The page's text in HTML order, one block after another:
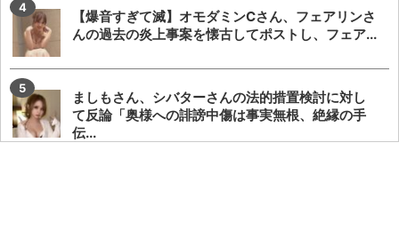
【爆音すぎて滅】オモダミンCさん、フェアリンさ
んの過去の炎上事案を懐古してポストし、フェア...
ましもさん、シバターさんの法的措置検討に対し
て反論「奥様への誹謗中傷は事実無根、絶縁の手
伝...